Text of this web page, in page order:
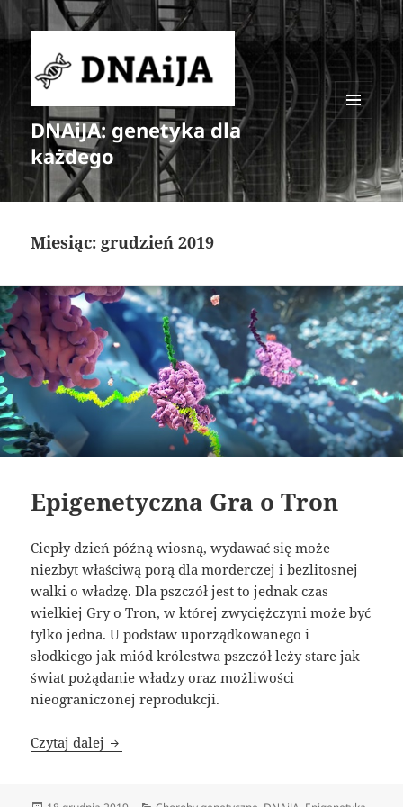
DNAiJA: genetyka dla
każdego
MENU
WIDGETY
Miesiąc: grudzień 2019
Epigenetyczna Gra o Tron
Ciepły dzień późną wiosną, wydawać się może
niezbyt właściwą porą dla morderczej i bezlitosnej
walki o władzę. Dla pszczół jest to jednak czas
wielkiej Gry o Tron, w której zwyciężczyni może być
tylko jedna. U podstaw uporządkowanego i
słodkiego jak miód królestwa pszczół leży stare jak
świat pożądanie władzy oraz możliwości
nieograniczonej reprodukcji.
Czytaj dalej Epigenetyczna Gra o Tron